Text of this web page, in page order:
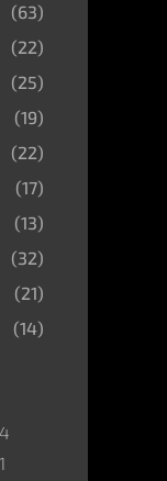
(63)
(22)
(25)
(19)
(22)
(17)
(13)
(32)
(21)
(14)